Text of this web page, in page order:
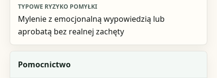
Mylenie z emocjonalną wypowiedzią lub
aprobatą bez realnej zachęty
Pomocnictwo